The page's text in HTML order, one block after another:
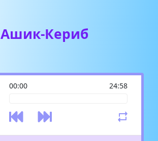
Ашик-Кериб
00:00 24:58